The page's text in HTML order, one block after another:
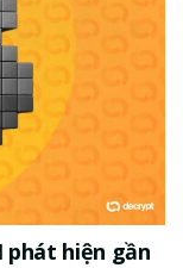
phát hiện gần